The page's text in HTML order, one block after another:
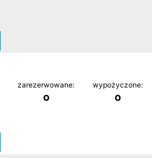
zarezerwowane:
0
wypożyczone:
0